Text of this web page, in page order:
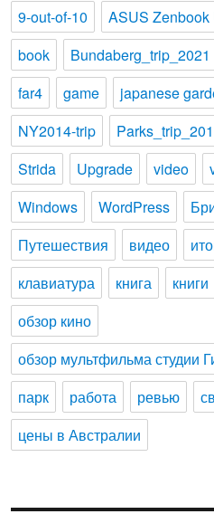
9-out-of-10
ASUS
book
Bundaberg_trip_2021
far4
game japanese
NY2014-trip
Strida
Upgrade video
Windows
WordPress
Путешествия
видео
клавиатура
книга книги
обзор кино
обзор мультфильма студии
парк
работа ревью
цены в Австралии